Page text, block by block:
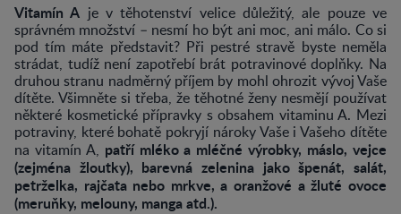
Vitamín A je v těhotenství velice důležitý, ale pouze ve
správném množství – nesmí ho být ani moc, ani málo. Co si
pod tím máte představit? Při pestré stravě byste neměla
strádat, tudíž není zapotřebí brát potravinové doplňky. Na
druhou stranu nadměrný příjem by mohl ohrozit vývoj Vaše
dítěte. Všimněte si třeba, že těhotné ženy nesmějí používat
některé kosmetické přípravky s obsahem vitaminu A. Mezi
potraviny, které bohatě pokryjí nároky Vaše i Vašeho dítěte
na vitamín A, patří mléko a mléčné výrobky, máslo, vejce
(zejména žloutky), barevná zelenina jako špenát, salát,
petrželka, rajčata nebo mrkve, a oranžové a žluté ovoce
(meruňky, melouny, manga atd.).